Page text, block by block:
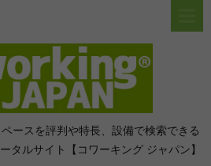
ースを評判や特長、設備で検索できる
タルサイト【コワーキング ジャパン】